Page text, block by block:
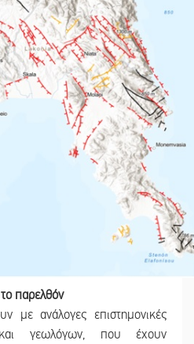
παρελθόν
με ανάλογες επιστημονικές
και γεωλόγων, που έχουν